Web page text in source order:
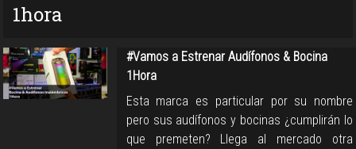
1hora
#Vamos a Estrenar Audífonos & Bocina
1Hora
Esta marca es particular por su nombre
pero sus audífonos y bocinas ¿cumplirán lo
que premeten? Llega al mercado otra